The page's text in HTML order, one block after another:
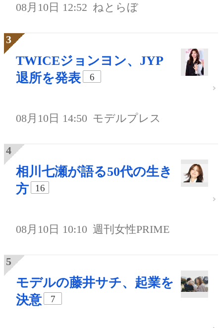
08月10日 12:52 ねとらぼ
TWICEジョンヨン、JYP
退所を発表
6
08月10日 14:50 モデルプレス
相川七瀬が語る50代の生き
方
16
08月10日 10:10 週刊女性PRIME
モデルの藤井サチ、起業を
決意
7